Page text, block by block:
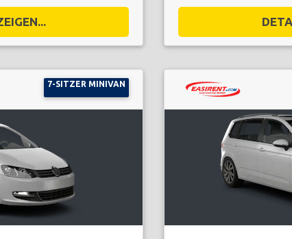
7-SITZER MINIVAN